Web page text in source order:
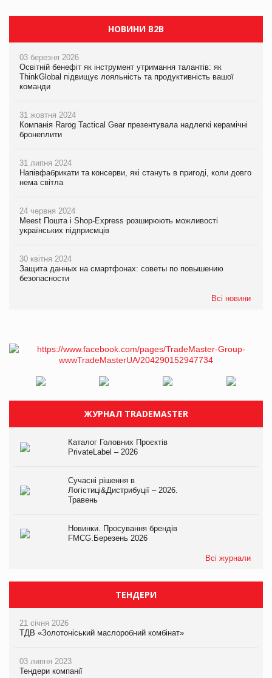
НОВИНИ B2B
03 березня 2026
Освітній бенефіт як інструмент утримання талантів: як
ThinkGlobal підвищує лояльність та продуктивність вашої
команди
31 жовтня 2024
Компанія Rarog Tactical Gear презентувала надлегкі керамічні
бронеплити
31 липня 2024
Напівфабрикати та консерви, які стануть в пригоді, коли довго
нема світла
24 червня 2024
Meest Пошта і Shop-Express розширюють можливості
українських підприємців
30 квітня 2024
Защита данных на смартфонах: советы по повышению
безопасности
Всі новини
ЖУРНАЛ TRADEMASTER
Каталог Головних Проєктів
PrivateLabel – 2026
Сучасні рішення в
Логістиці&Дистрибуції – 2026.
Травень
Новинки. Просування брендів
FMCG.Березень 2026
Всі журнали
ТЕНДЕРИ
21 січня 2026
ТДВ «Золотоніський маслоробний комбінат»
03 липня 2023
Тендери компанії